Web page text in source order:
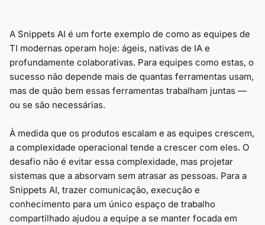
A Snippets AI é um forte exemplo de como as equipes de
TI modernas operam hoje: ágeis, nativas de IA e
profundamente colaborativas. Para equipes como estas, o
sucesso não depende mais de quantas ferramentas usam,
mas de quão bem essas ferramentas trabalham juntas —
ou se são necessárias.
À medida que os produtos escalam e as equipes crescem,
a complexidade operacional tende a crescer com eles. O
desafio não é evitar essa complexidade, mas projetar
sistemas que a absorvam sem atrasar as pessoas. Para a
Snippets AI, trazer comunicação, execução e
conhecimento para um único espaço de trabalho
compartilhado ajudou a equipe a se manter focada em